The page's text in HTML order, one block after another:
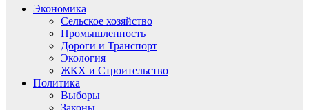
Экономика
Сельское хозяйство
Промышленность
Дороги и Транспорт
Экология
ЖКХ и Строительство
Политика
Выборы
Законы